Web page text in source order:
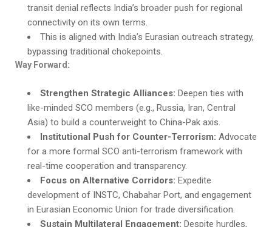
transit denial reflects India’s broader push for regional
connectivity on its own terms.
This is aligned with India’s Eurasian outreach strategy,
bypassing traditional chokepoints.
Way Forward:
Strengthen Strategic Alliances: Deepen ties with
like-minded SCO members (e.g., Russia, Iran, Central
Asia) to build a counterweight to China-Pak axis.
Institutional Push for Counter-Terrorism: Advocate
for a more formal SCO anti-terrorism framework with
real-time cooperation and transparency.
Focus on Alternative Corridors: Expedite
development of INSTC, Chabahar Port, and engagement
in Eurasian Economic Union for trade diversification.
Sustain Multilateral Engagement: Despite hurdles,